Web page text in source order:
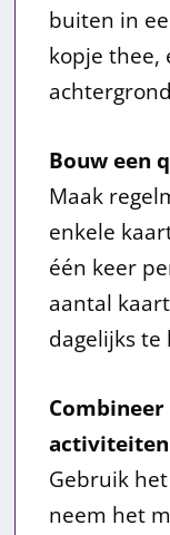
buiten in
kopje thee,
Bouw een
Maak
enkele
één keer
aantal
dagelijks te
activiteiten
Gebruik
neem het